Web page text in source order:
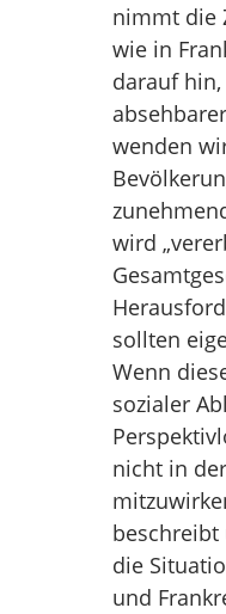
nimmt die
wie in
darauf
wenden
wird
sollten
Wenn
sozialer
nicht in
die
und